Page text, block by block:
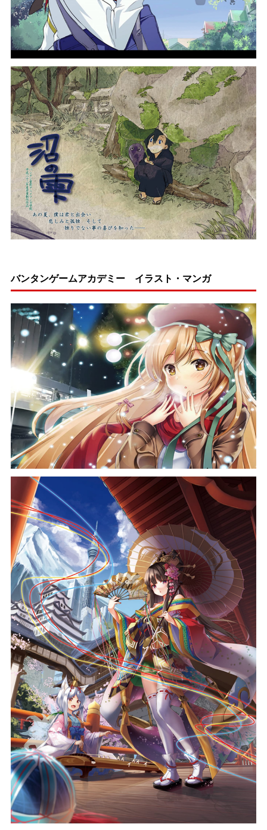
バンタンゲームアカデミー イラスト・マンガ